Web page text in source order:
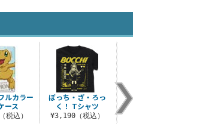
ルカラー
ース
税込）
ぼっち・ざ・ろっ
く！ Tシャツ
¥3,190（税込）
後藤ひとり フルカラ